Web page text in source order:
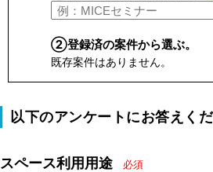
②登録済の案件から選ぶ。
既存案件はありません。
以下のアンケートにお答えくだ
スペース利用用途 必須